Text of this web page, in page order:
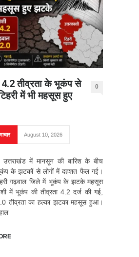
4.2 तीव्रता के भूकंप से
में भी महसूस हुए
0
August 10, 2026
उत्तराखंड में मानसून की बारिश के बीच
भूकंप के झटकों से लोगों में दहशत फैल गई।
गढ़वाल जिले में भूकंप के झटके महसूस
में भूकंप की तीव्रता 4.2 दर्ज की गई,
तीव्रता का हल्का झटका महसूस हुआ।